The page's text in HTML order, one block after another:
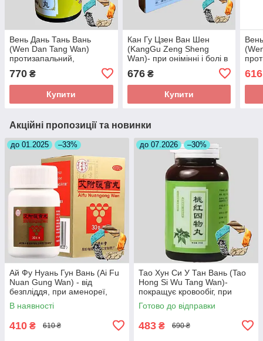
Вень Дань Тань Вань
(Wen Dan Tang Wan)
протизапальний,
холециститі
770 ₴
Купити
Кан Гу Цзен Ван Шен
(KangGu Zeng Sheng
Wаn)- при онімінні і болі в
радикуліті, протрузії
676₴
Купити
616
Акційні пропозиції та новинки
до 01.2025 –33%
Ай Фу Нуань Гун Вань (Ai Fu
Nuan Gung Wan) - від
безпліддя, при аменореї,
загрозі викидня
В наявності
410 ₴ 610 ₴
до 07.2026 –30%
Тао Хун Си У Тан Вань (Tao
Hong Si Wu Tang Wan)-
покращує кровообіг, при
інсульті, головних болях
Готово до відправки
483 ₴ 690 ₴